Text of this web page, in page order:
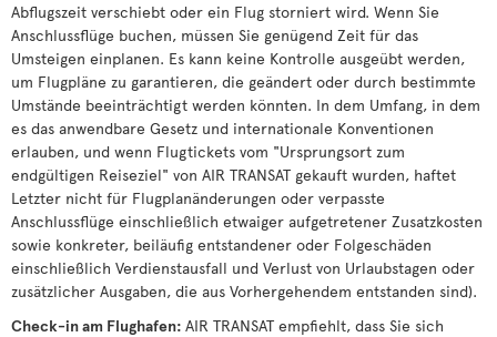
Abflugszeit verschiebt oder ein Flug storniert wird. Wenn Sie
Anschlussflüge buchen, müssen Sie genügend Zeit für das
Umsteigen einplanen. Es kann keine Kontrolle ausgeübt werden,
um Flugpläne zu garantieren, die geändert oder durch bestimmte
Umstände beeinträchtigt werden könnten. In dem Umfang, in dem
es das anwendbare Gesetz und internationale Konventionen
erlauben, und wenn Flugtickets vom "Ursprungsort zum
endgültigen Reiseziel" von AIR TRANSAT gekauft wurden, haftet
Letzter nicht für Flugplanänderungen oder verpasste
Anschlussflüge einschließlich etwaiger aufgetretener Zusatzkosten
sowie konkreter, beiläufig entstandener oder Folgeschäden
einschließlich Verdienstausfall und Verlust von Urlaubstagen oder
zusätzlicher Ausgaben, die aus Vorhergehendem entstanden sind).
Check-in am Flughafen: AIR TRANSAT empfiehlt, dass Sie sich